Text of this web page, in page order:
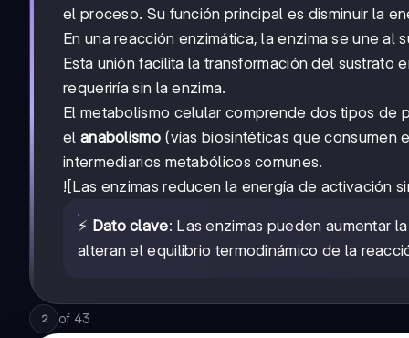
el proceso. Su función principal es disminuir la
En una reacción enzimática, la enzima se une
Esta unión facilita la transformación del
requeriría sin la enzima.
El metabolismo celular comprende dos tipos de
el anabolismo(vías biosintéticas que consumen
intermediarios metabólicos comunes.
![Las enzimas reducen la energía de activación
⚡ Dato clave: Las enzimas pueden aumentar
alteran el equilibrio termodinámico de la
2 of 43